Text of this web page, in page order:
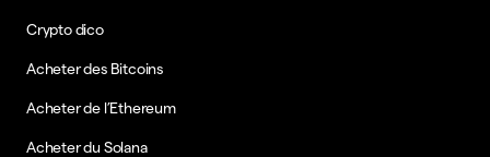
Crypto dico
Acheter des Bitcoins
Acheter de l’Ethereum
Acheter du Solana